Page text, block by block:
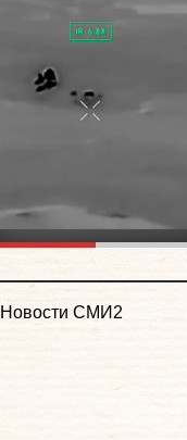
Новости СМИ2